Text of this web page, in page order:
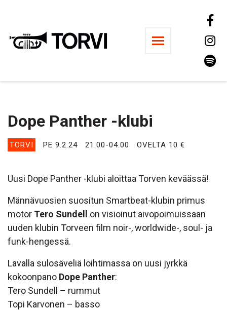
Ravintola Torvi
Dope Panther -klubi
TORVI PE 9.2.24 21.00-04.00 OVELTA 10 €
Uusi Dope Panther -klubi aloittaa Torven keväässä!
Männävuosien suositun Smartbeat-klubin primus
motor Tero Sundell
on visioinut aivopoimuissaan
uuden klubin Torveen film noir-, worldwide-, soul- ja
funk-hengessä.
Lavalla sulosäveliä loihtimassa on uusi jyrkkä
kokoonpano Dope Panther:
Tero Sundell – rummut
Topi Karvonen – basso